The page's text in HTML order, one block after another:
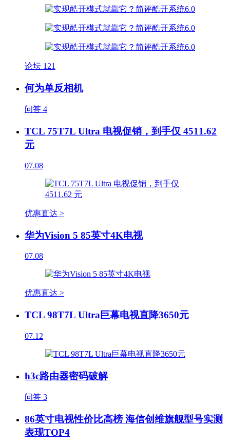
论坛 121
何为单反相机
问答 4
TCL 75T7L Ultra 电视促销，到手仅 4511.62
元
07.08
优惠直达 >
华为Vision 5 85英寸4K电视
07.08
优惠直达 >
TCL 98T7L Ultra巨幕电视直降3650元
07.12
h3c路由器密码破解
问答 3
86英寸电视性价比高榜 海信创维旗舰型号实测
表现TOP4